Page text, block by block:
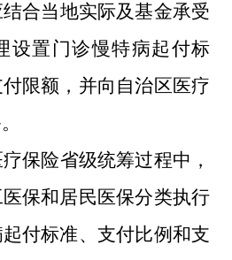
合当地实际及基金承受
设置门诊慢特病起付标
限额，并向自治区医疗
保险省级统筹过程中，
保和居民医保分类执行
付标准、 支付比例和支